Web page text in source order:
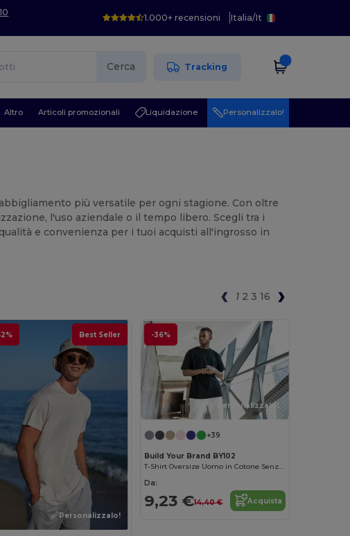
1.000+ recensioni Italia/It
Cerca Tracking
Altro Articoli promozionali Liquidazione Personalizzalo!
più versatile per ogni stagione. Con oltre
l'uso aziendale o il tempo libero. Scegli tra i
e convenienza per i tuoi acquisti all'ingrosso in
1 2 3 16
Best Seller
Personalizzalo!
-36%
Personalizzalo!
+39
Build Your Brand BY102
T-Shirt Oversize Uomo in Cotone Senza Etichetta
Da:
9,23 €14,40 € Acquista